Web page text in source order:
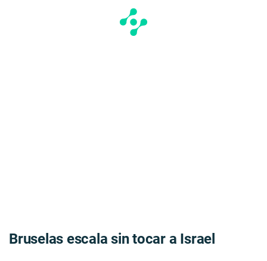
Bruselas escala sin tocar a Israel